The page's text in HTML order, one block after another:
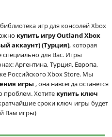
игр для консолей Xbox
купить игру Outland Xbox
аккаунт) (Турция), которая
для Вас. Игры
Аргентина, Турция, Европа,
Российского Xbox Store. Мы
игры , она навсегда останется
проблем. Хотите купить ключ
сроки ключ игры будет
Вам игры)